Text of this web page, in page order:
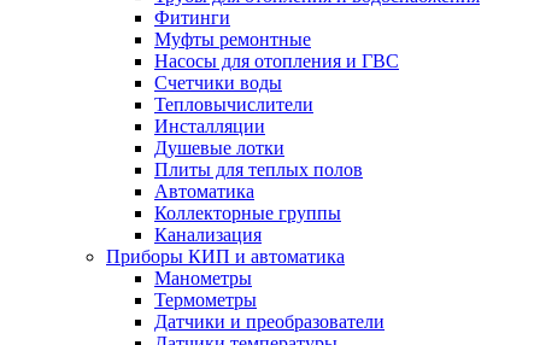
Фитинги
Муфты ремонтные
Насосы для отопления и ГВС
Счетчики воды
Тепловычислители
Инсталляции
Душевые лотки
Плиты для теплых полов
Автоматика
Коллекторные группы
Канализация
Приборы КИП и автоматика
Манометры
Термометры
Датчики и преобразователи